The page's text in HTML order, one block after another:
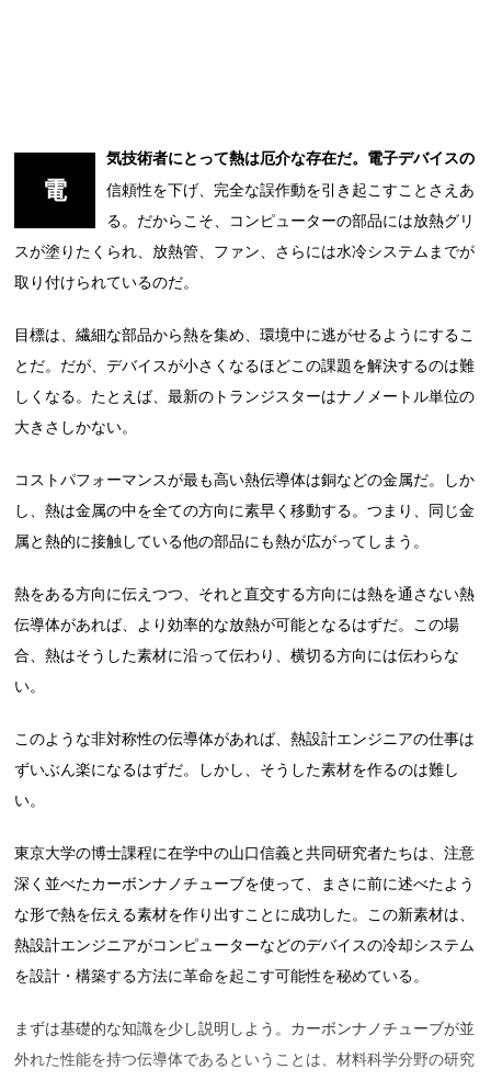
電
気技術者にとって熱は厄介な存在だ。電子デバイスの
信頼性を下げ、完全な誤作動を引き起こすことさえあ
る。だからこそ、コンピューターの部品には放熱グリ
スが塗りたくられ、放熱管、ファン、さらには水冷システムまでが
取り付けられているのだ。
目標は、繊細な部品から熱を集め、環境中に逃がせるようにするこ
とだ。だが、デバイスが小さくなるほどこの課題を解決するのは難
しくなる。たとえば、最新のトランジスターはナノメートル単位の
大きさしかない。
コストパフォーマンスが最も高い熱伝導体は銅などの金属だ。しか
し、熱は金属の中を全ての方向に素早く移動する。つまり、同じ金
属と熱的に接触している他の部品にも熱が広がってしまう。
熱をある方向に伝えつつ、それと直交する方向には熱を通さない熱
伝導体があれば、より効率的な放熱が可能となるはずだ。この場
合、熱はそうした素材に沿って伝わり、横切る方向には伝わらな
い。
このような非対称性の伝導体があれば、熱設計エンジニアの仕事は
ずいぶん楽になるはずだ。しかし、そうした素材を作るのは難し
い。
東京大学の博士課程に在学中の山口信義と共同研究者たちは、注意
深く並べたカーボンナノチューブを使って、まさに前に述べたよう
な形で熱を伝える素材を作り出すことに成功した。この新素材は、
熱設計エンジニアがコンピューターなどのデバイスの冷却システム
を設計・構築する方法に革命を起こす可能性を秘めている。
まずは基礎的な知識を少し説明しよう。カーボンナノチューブが並
外れた性能を持つ伝導体であるということは、材料科学分野の研究